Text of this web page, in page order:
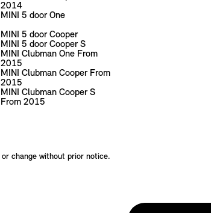
2014
MINI 5 door One
MINI 5 door Cooper
MINI 5 door Cooper S
MINI Clubman One From
2015
MINI Clubman Cooper From
2015
MINI Clubman Cooper S
From 2015
change without prior notice.